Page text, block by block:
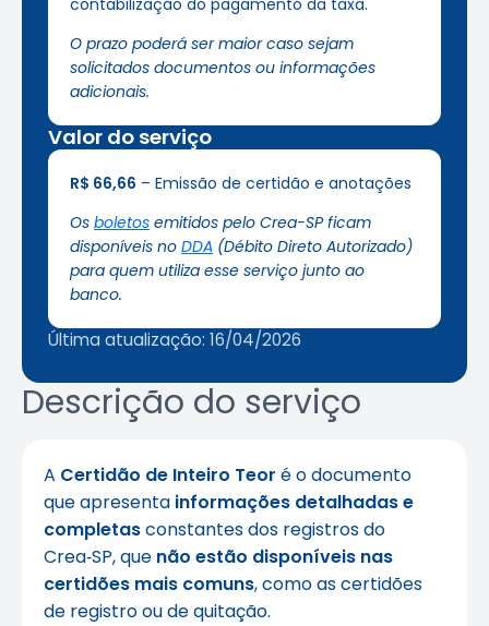
Descrição do serviço
A Certidão de Inteiro Teor é o documento
que apresenta informações detalhadas e
completasconstantes dos registros do
Crea‑SP, que não estão disponíveis nas
certidões mais comuns, como as certidões
de registro ou de quitação.
O prazo poderá ser maior caso sejam
solicitados documentos ou informações
adicionais.
Valor do serviço
R$ 66,66 – Emissão de certidão e anotações
Os boletos emitidos pelo Crea-SP ficam
disponíveis no DDA (Débito Direto Autorizado)
para quem utiliza esse serviço junto ao
banco.
Última atualização: 16/04/2026